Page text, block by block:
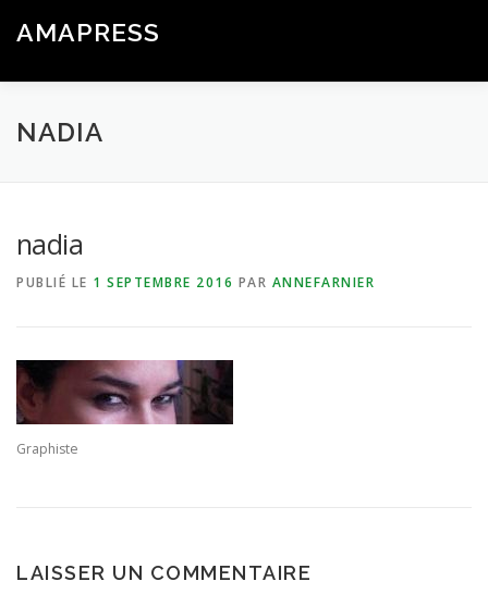
AMAPRESS
NADIA
nadia
PUBLIÉ LE 1 SEPTEMBRE 2016 PAR ANNEFARNIER
Graphiste
LAISSER UN COMMENTAIRE